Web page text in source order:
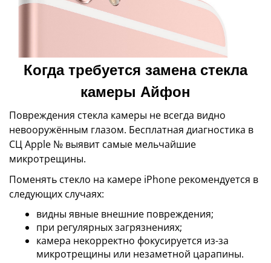
Когда требуется замена стекла
камеры Айфон
Повреждения стекла камеры не всегда видно
невооружённым глазом. Бесплатная диагностика в
СЦ Apple № выявит самые мельчайшие
микротрещины.
Поменять стекло на камере iPhone рекомендуется в
следующих случаях:
видны явные внешние повреждения;
при регулярных загрязнениях;
камера некорректно фокусируется из-за
микротрещины или незаметной царапины.